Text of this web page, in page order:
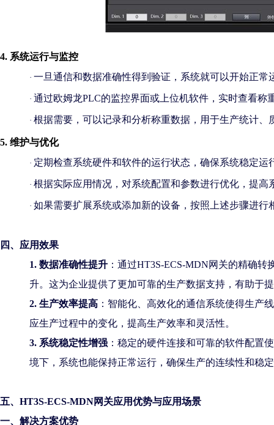
4. 系统运行与监控
· 一旦通信和数据准确性得到验证，系统就可以开始正常
· 通过欧姆龙PLC的监控界面或上位机软件，实时查看称
· 根据需要，可以记录和分析称重数据，用于生产统计、
5. 维护与优化
· 定期检查系统硬件和软件的运行状态，确保系统稳定运
· 根据实际应用情况，对系统配置和参数进行优化，提高
· 如果需要扩展系统或添加新的设备，按照上述步骤进行
四、应用效果
1. 数据准确性提升 ：通过HT3S-ECS-MDN网关的精确转
升。这为企业提供了更加可靠的生产数据支持，有助于
2. 生产效率提高 ：智能化、高效化的通信系统使得生产
应生产过程中的变化，提高生产效率和灵活性。
3. 系统稳定性增强 ：稳定的硬件连接和可靠的软件配置
境下，系统也能保持正常运行，确保生产的连续性和稳
五、 HT3S-ECS-MDN网关应用优势与应用场景
一、解决方案优势